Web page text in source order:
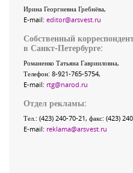
Ирина Георгиевна Гребнёва,
E-mail: editor@arsvest.ru
Собственный
в Санкт-Петербурге:
Романенко Татьяна Гаврииловна,
Телефон: 8-921-765-5754,
E-mail: rtg@narod.ru
Отдел рекламы:
Тел.: (423) 240-70-21, факс: (423)
E-mail: reklama@arsvest.ru